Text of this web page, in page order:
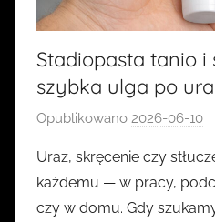
Stadiopasta tanio i
szybka ulga po
Opublikowano 2026-06-10
z
e
z
Uraz, skręcenie czy
każdemu — w pracy,
czy w domu. Gdy